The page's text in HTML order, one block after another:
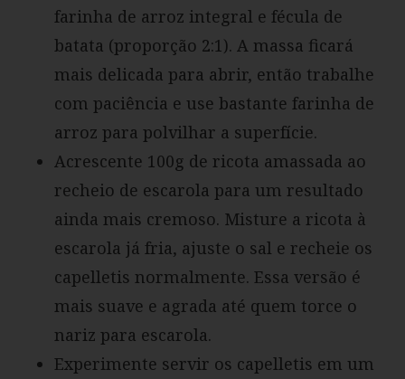
farinha de arroz integral e fécula de
batata (proporção 2:1). A massa ficará
mais delicada para abrir, então trabalhe
com paciência e use bastante farinha de
arroz para polvilhar a superfície.
Acrescente 100g de ricota amassada ao
recheio de escarola para um resultado
ainda mais cremoso. Misture a ricota à
escarola já fria, ajuste o sal e recheie os
capelletis normalmente. Essa versão é
mais suave e agrada até quem torce o
nariz para escarola.
Experimente servir os capelletis em um